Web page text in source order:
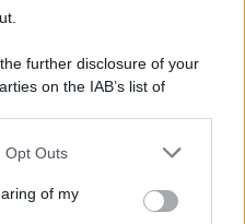
further disclosure of your
on the IAB’s list of
by us to third parties
Opt Outs
of my